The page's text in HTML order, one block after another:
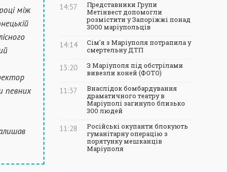
між
певних
14:57
Представники Групи
Метінвест допомогли
розмістити у Запоріжжі понад
3000 маріупольців
14:14
Сім'я з Маріуполя потрапила у
смертельну ДТП
13:20
З Маріуполя під обстрілами
вивезли коней (ФОТО)
11:37
Внаслідок бомбардування
драматичного театру в
Маріуполі загинуло близько
300 людей
11:28
Російські окупанти блокують
гуманітарну операцію з
порятунку мешканців
Маріуполя